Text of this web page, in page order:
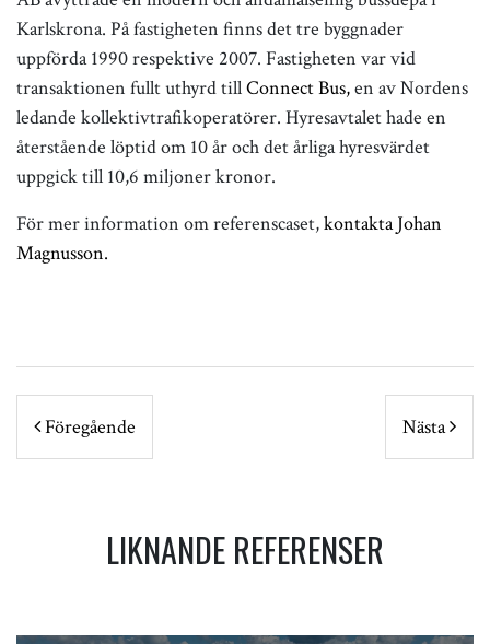
Karlskrona. På fastigheten finns det tre byggnader
uppförda 1990 respektive 2007. Fastigheten var vid
transaktionen fullt uthyrd tillConnect Bus,en av Nordens
ledande kollektivtrafikoperatörer. Hyresavtalet hade en
återstående löptid om 10 år och det årliga hyresvärdet
uppgick till 10,6 miljoner kronor.
För mer information om referenscaset,kontakta Johan
Magnusson.
POST NAVIGATION
Föregående Nästa
LIKNANDE REFERENSER